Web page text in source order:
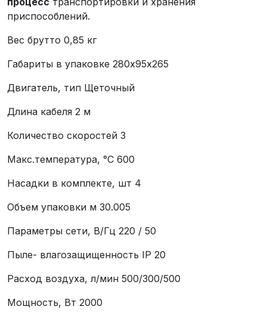
приспособлений.
Вес брутто 0,85 кг
Габариты в упаковке 280х95х265
Двигатель, тип Щеточный
Длина кабеля 2 м
Количество скоростей 3
Макс.температура, °С 600
Насадки в комплекте, шт 4
Объем упаковки м 30.005
Параметры сети, В/Гц 220 / 50
Пыле- влагозащищенность IP 20
Расход воздуха, л/мин 500/300/500
Мощность, Вт 2000